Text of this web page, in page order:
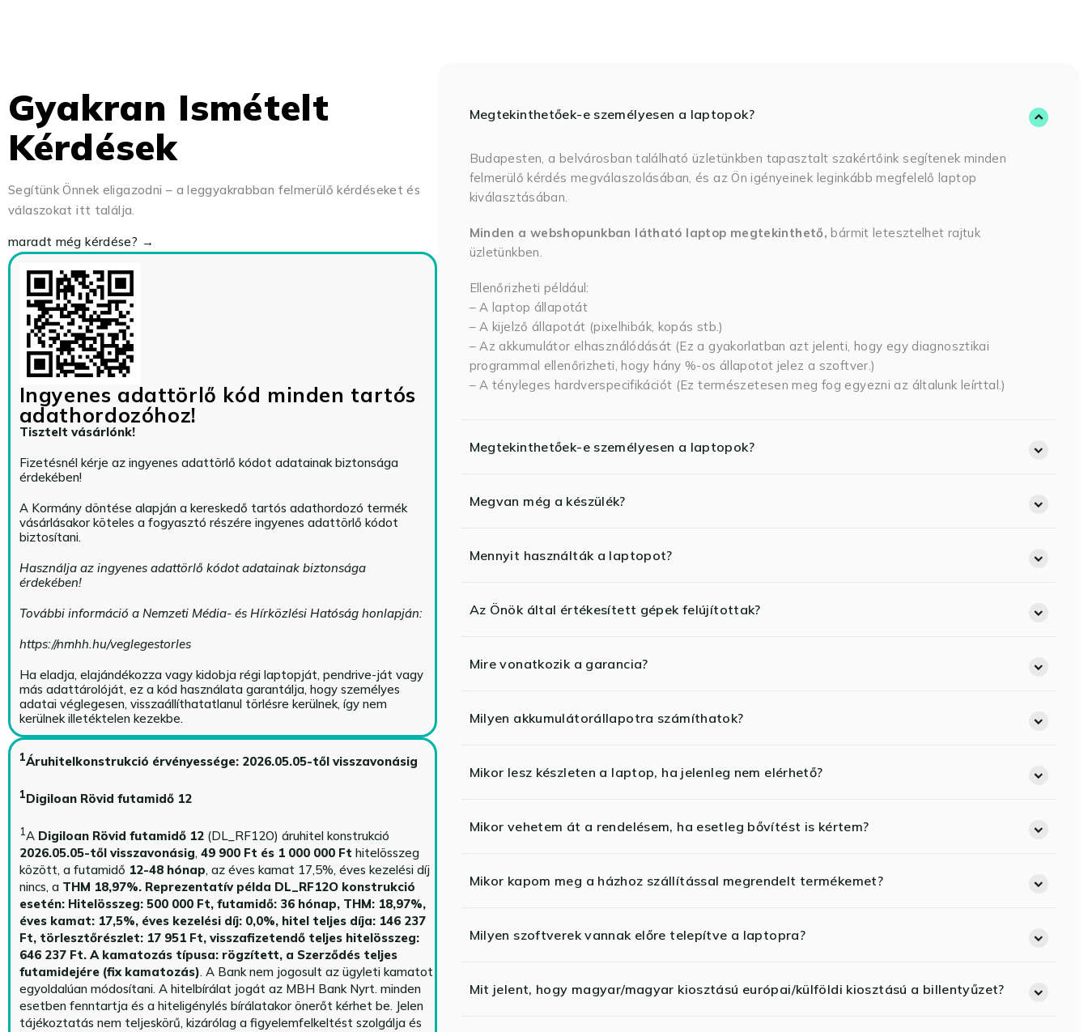
Gyakran Ismételt
Kérdések
Segítünk Önnek eligazodni – a leggyakrabban felmerülő kérdéseket és
válaszokat itt találja.
maradt még kérdése? →
Ingyenes adattörlő kód minden tartós
adathordozóhoz!
Tisztelt vásárlónk!
Fizetésnél kérje az ingyenes adattörlő kódot adatainak biztonsága
érdekében!
A Kormány döntése alapján a kereskedő tartós adathordozó termék
vásárlásakor köteles a fogyasztó részére ingyenes adattörlő kódot
biztosítani.
Használja az ingyenes adattörlő kódot adatainak biztonsága
érdekében!
További információ a Nemzeti Média- és Hírközlési Hatóság honlapján:
https://nmhh.hu/veglegestorles
Ha eladja, elajándékozza vagy kidobja régi laptopját, pendrive-ját vagy
más adattárolóját, ez a kód használata garantálja, hogy személyes
adatai véglegesen, visszaállíthatatlanul törlésre kerülnek, így nem
kerülnek illetéktelen kezekbe.
1Áruhitelkonstrukció érvényessége: 2026.05.05-től visszavonásig
1Digiloan Rövid futamidő 12
1A Digiloan Rövid futamidő 12(DL_RF12O) áruhitel konstrukció
2026.05.05-től visszavonásig, 49 900 Ft és 1 000 000 Ft hitelösszeg
között, a futamidő 12-48 hónap, az éves kamat 17,5%, éves kezelési díj
nincs, a THM 18,97%. Reprezentatív példa DL_RF12O konstrukció
esetén: Hitelösszeg: 500 000 Ft, futamidő: 36 hónap, THM: 18,97%,
éves kamat: 17,5%, éves kezelési díj: 0,0%, hitel teljes díja: 146 237
Ft, törlesztőrészlet: 17 951 Ft, visszafizetendő teljes hitelösszeg:
646 237 Ft. A kamatozás típusa: rögzített, a Szerződés teljes
futamidejére (fix kamatozás). A Bank nem jogosult az ügyleti kamatot
egyoldalúan módosítani. A hitelbírálat jogát az MBH Bank Nyrt. minden
esetben fenntartja és a hiteligénylés bírálatakor önerőt kérhet be. Jelen
tájékoztatás nem teljeskörű, kizárólag a figyelemfelkeltést szolgálja és
Megtekinthetőek-e személyesen a laptopok?
Budapesten, a belvárosban található üzletünkben tapasztalt szakértőink segítenek minden
felmerülő kérdés megválaszolásában, és az Ön igényeinek leginkább megfelelő laptop
kiválasztásában.
Minden a webshopunkban látható laptop megtekinthető, bármit letesztelhet rajtuk
üzletünkben.
Ellenőrizheti például:
– A laptop állapotát
– A kijelző állapotát (pixelhibák, kopás stb.)
– Az akkumulátor elhasználódását (Ez a gyakorlatban azt jelenti, hogy egy diagnosztikai
programmal ellenőrizheti, hogy hány %-os állapotot jelez a szoftver.)
– A tényleges hardverspecifikációt (Ez természetesen meg fog egyezni az általunk leírttal.)
Megtekinthetőek-e személyesen a laptopok?
Megvan még a készülék?
Mennyit használták a laptopot?
Az Önök által értékesített gépek felújítottak?
Mire vonatkozik a garancia?
Milyen akkumulátorállapotra számíthatok?
Mikor lesz készleten a laptop, ha jelenleg nem elérhető?
Mikor vehetem át a rendelésem, ha esetleg bővítést is kértem?
Mikor kapom meg a házhoz szállítással megrendelt termékemet?
Milyen szoftverek vannak előre telepítve a laptopra?
Mit jelent, hogy magyar/magyar kiosztású európai/külföldi kiosztású a billentyűzet?